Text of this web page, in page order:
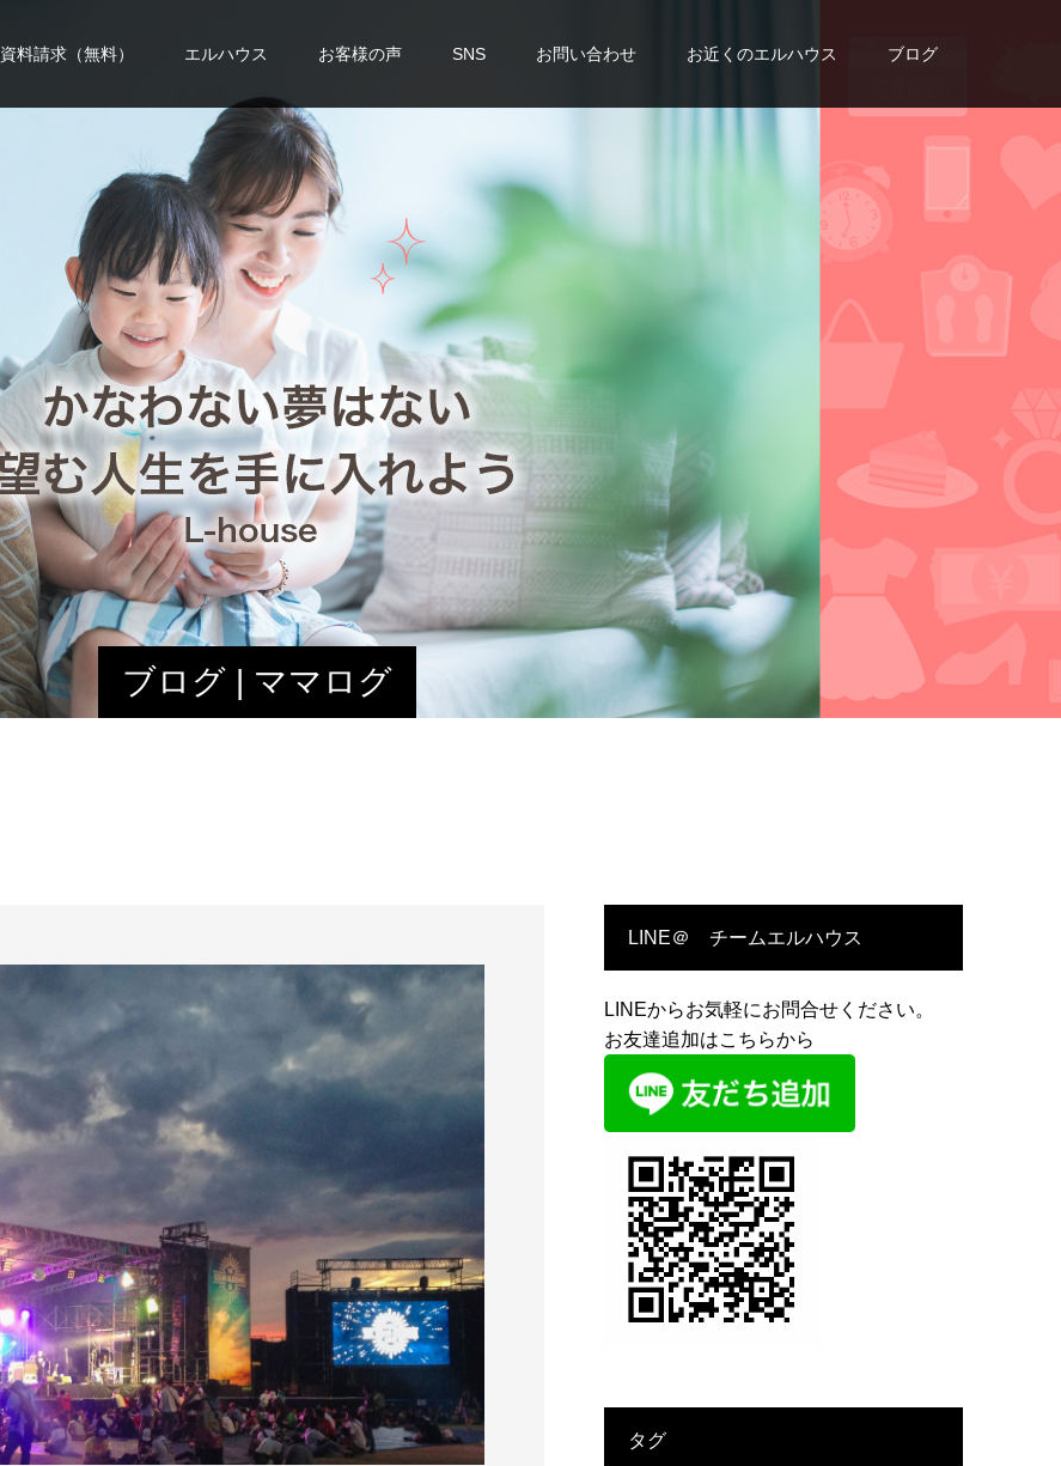
資料請求（無料） エルハウス お客様の声 SNS お問い合わせ お近くのエルハウス ブログ
ブログ | ママログ
LINE＠ チームエルハウス
LINEからお気軽にお問合せください。
お友達追加はこちらから
タグ